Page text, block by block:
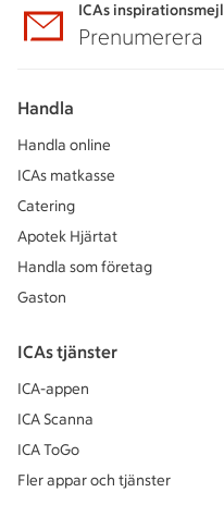
ICAs inspirationsmejl
Prenumerera
Handla
Handla online
ICAs matkasse
Catering
Apotek Hjärtat
Handla som företag
Gaston
ICAs tjänster
ICA-appen
ICA Scanna
ICA ToGo
Fler appar och tjänster